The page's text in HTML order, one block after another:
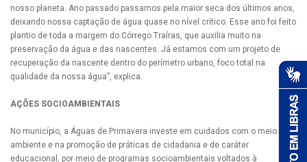
nosso planeta. Ano passado passamos pela maior seca dos últimos anos,
deixando nossa captação de água quase no nível crítico. Esse ano foi feito
plantio de toda a margem do Córrego Traíras, que auxilia muito na
preservação da água e das nascentes. Já estamos com um projeto de
recuperação da nascente dentro do perímetro urbano, foco total na
qualidade da nossa água”, explica.
AÇÕES SOCIOAMBIENTAIS
No município, a Águas de Primavera investe em cuidados com o meio
ambiente e na promoção de práticas de cidadania e de caráter
educacional, por meio de programas socioambientais voltados à